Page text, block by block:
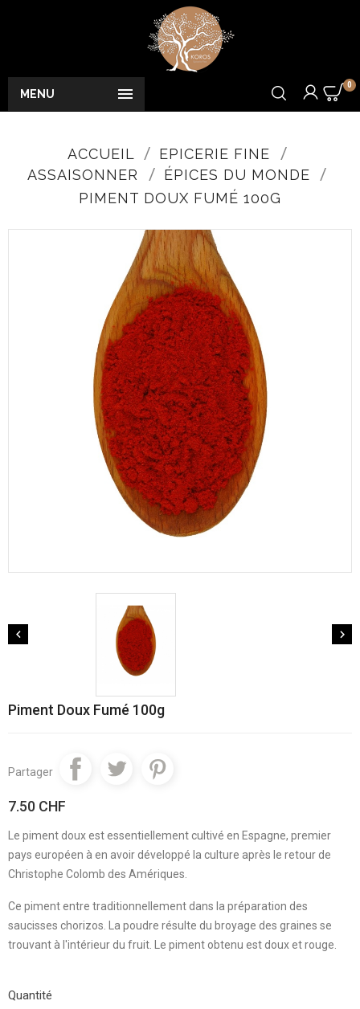

MENU
0
ACCUEIL
EPICERIE FINE
ASSAISONNER
ÉPICES DU MONDE
PIMENT DOUX FUMÉ 100G
 
Piment Doux Fumé 100g
Partager
7.50 CHF
Le piment doux est essentiellement cultivé en Espagne, premier
pays européen à en avoir développé la culture après le retour de
Christophe Colomb des Amériques.
Ce piment entre traditionnellement dans la préparation des
saucisses chorizos. La poudre résulte du broyage des graines se
trouvant à l'intérieur du fruit. Le piment obtenu est doux et rouge.
Quantité